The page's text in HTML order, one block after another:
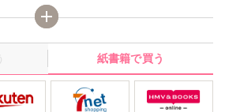
ている様子で…。 あまりに度を超した佐
の姉のもとを訪ね、その執念に潜む真意
ーー。 本当の夫婦として一歩ずつ歩みを
の結婚ラブストーリー第7巻！
紙書籍で買う